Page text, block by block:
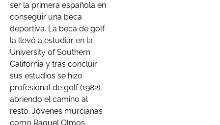
ser la primera española en
conseguir una beca
deportiva. La beca de golf
la llevó a estudiar en la
University of Southern
California y tras concluir
sus estudios se hizo
profesional de golf (1982),
abriendo el camino al
resto. Jóvenes murcianas
como Raquel Olmos,